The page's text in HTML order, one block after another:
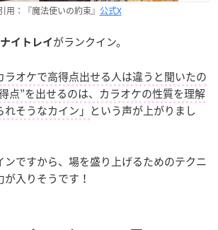
用：『魔法使いの約束』 公式X
イトレイ がランクイン。
ラオケで高得点出せる人は違うと聞いたの
点”を出せるのは、カラオケの性質を理解
そうなカイン」 という声が上がりまし
ですから、場を盛り上げるためのテクニ
入りそうです！